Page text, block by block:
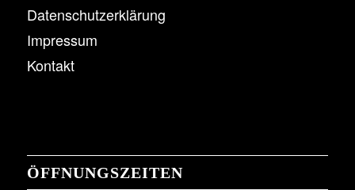
Datenschutzerklärung
Impressum
Kontakt
ÖFFNUNGSZEITEN